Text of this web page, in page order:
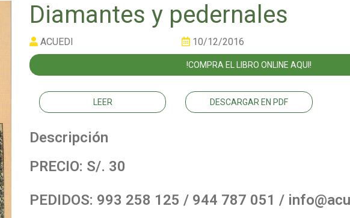
Diamantes y pedernales
ACUEDI 10/12/2016
!COMPRA EL LIBRO ONLINE AQUI!
LEER DESCARGAR EN PDF
Descripción
PRECIO: S/. 30
PEDIDOS: 993 258 125 / 944 787 051 /